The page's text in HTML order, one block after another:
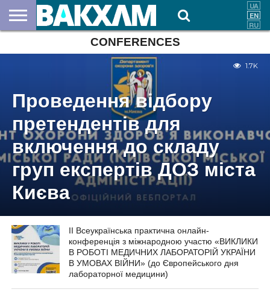
DOCUMENTS
NEWS
CONTACTS
CONFERENCES
Проведення відбору
претендентів для
включення до складу
груп експертів ДОЗ міста
Києва
1.7K
ІІ Всеукраїнська практична онлайн-
конференція з міжнародною участю «ВИКЛИКИ
В РОБОТІ МЕДИЧНИХ ЛАБОРАТОРІЙ УКРАЇНИ
В УМОВАХ ВІЙНИ» (до Європейського дня
лабораторної медицини)